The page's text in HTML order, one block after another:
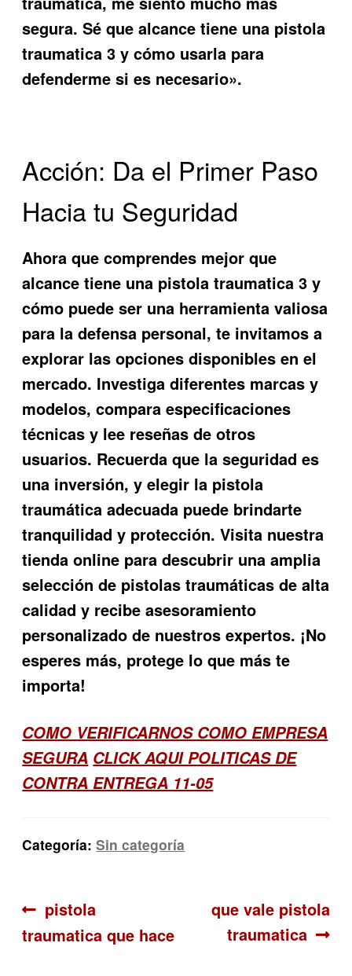
segura. Séque alcance tiene una pistola
traumatica 3 y cómo usarla para
defenderme si es necesario».
Acción: Da el Primer Paso
Hacia tu Seguridad
Ahora que comprendes mejorque
alcance tiene una pistola traumatica 3 y
cómo puede ser una herramienta valiosa
para la defensa personal, te invitamos a
explorar las opciones disponibles en el
mercado. Investiga diferentes marcas y
modelos, compara especificaciones
técnicas y lee reseñas de otros
usuarios. Recuerda que la seguridad es
una inversión, y elegir la pistola
traumática adecuada puede brindarte
tranquilidad y protección. Visita nuestra
tienda online para descubrir una amplia
selección de pistolas traumáticas de alta
calidad y recibe asesoramiento
personalizado de nuestros expertos. ¡No
esperes más, protege lo que más te
importa!
COMO VERIFICARNOS COMO EMPRESA
SEGURA CLICK AQUI POLITICAS DE
CONTRA ENTREGA 11-05
Categoría:Sin categoría
Navegación
de
Anterior:
pistola
traumatica que hace
Siguiente:
que vale pistola
traumatica